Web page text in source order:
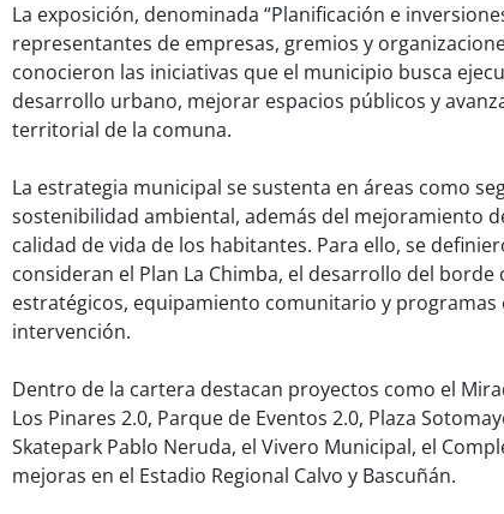
La exposición, denominada “Planificación e
representantes de empresas, gremios y
conocieron las iniciativas que el municipio busca
desarrollo urbano, mejorar espacios públicos y
territorial de la comuna.
La estrategia municipal se sustenta en áreas como
sostenibilidad ambiental, además del mejoramiento
calidad de vida de los habitantes. Para ello, se
consideran el Plan La Chimba, el desarrollo del
estratégicos, equipamiento comunitario y programas
intervención.
Dentro de la cartera destacan proyectos como el
Los Pinares 2.0, Parque de Eventos 2.0, Plaza
Skatepark Pablo Neruda, el Vivero Municipal, el
mejoras en el Estadio Regional Calvo y Bascuñán.